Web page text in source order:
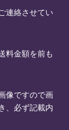
連絡させてい
料金額を前も
像ですので画
、必ず記載内